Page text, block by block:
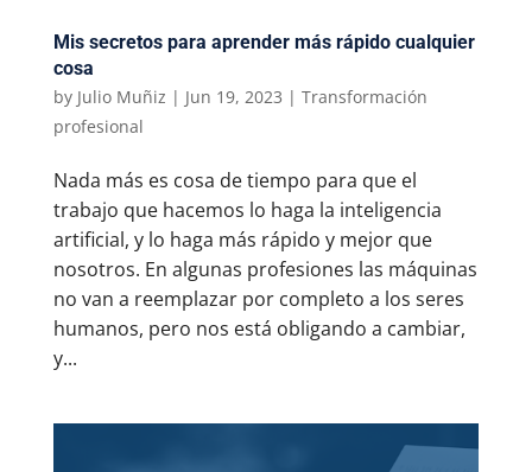
Mis secretos para aprender más rápido cualquier
cosa
by Julio Muñiz | Jun 19, 2023 | Transformación
profesional
Nada más es cosa de tiempo para que el
trabajo que hacemos lo haga la inteligencia
artificial, y lo haga más rápido y mejor que
nosotros. En algunas profesiones las máquinas
no van a reemplazar por completo a los seres
humanos, pero nos está obligando a cambiar,
y...